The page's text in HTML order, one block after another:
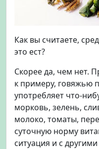
Как вы считаете,
это ест?
Скорее да, чем нет.
к примеру, говяжью
употребляет что-
морковь, зелень,
молоко, томаты,
суточную норму
ситуация и с